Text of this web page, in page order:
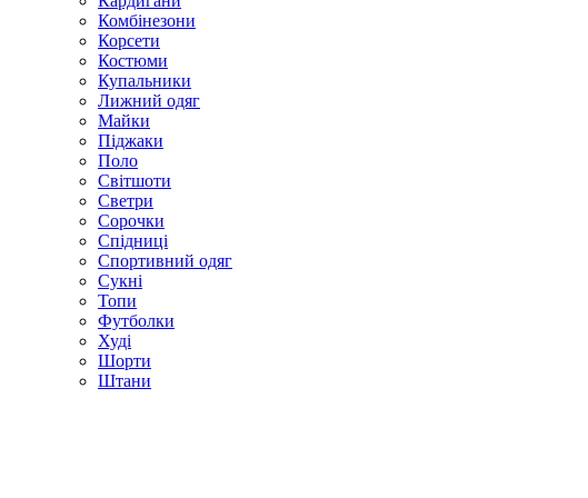
Комбінезони
Корсети
Костюми
Купальники
Лижний одяг
Майки
Піджаки
Поло
Світшоти
Светри
Сорочки
Спідниці
Спортивний одяг
Сукні
Топи
Футболки
Худі
Шорти
Штани